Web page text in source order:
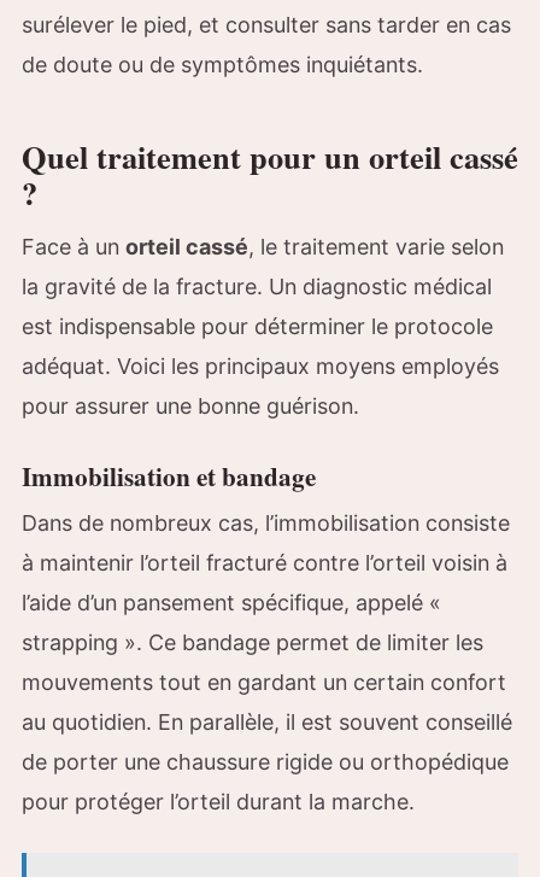
surélever le pied, et consulter sans tarder en cas
de doute ou de symptômes inquiétants.
Quel traitement pour un orteil cassé
?
Face à un orteil cassé, le traitement varie selon
la gravité de la fracture. Un diagnostic médical
est indispensable pour déterminer le protocole
adéquat. Voici les principaux moyens employés
pour assurer une bonne guérison.
Immobilisation et bandage
Dans de nombreux cas, l’immobilisation consiste
à maintenir l’orteil fracturé contre l’orteil voisin à
l’aide d’un pansement spécifique, appelé «
strapping ». Ce bandage permet de limiter les
mouvements tout en gardant un certain confort
au quotidien. En parallèle, il est souvent conseillé
de porter une chaussure rigide ou orthopédique
pour protéger l’orteil durant la marche.